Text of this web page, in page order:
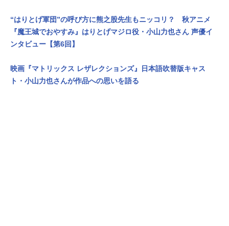
“はりとげ軍団”の呼び方に熊之股先生もニッコリ？ 秋アニメ
『魔王城でおやすみ』はりとげマジロ役・小山力也さん 声優イ
ンタビュー【第6回】
映画『マトリックス レザレクションズ』日本語吹替版キャス
ト・小山力也さんが作品への思いを語る